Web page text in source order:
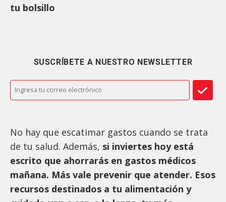
tu bolsillo
SUSCRÍBETE A NUESTRO NEWSLETTER
No hay que escatimar gastos cuando se trata
de tu salud. Además, si inviertes hoy está
escrito que ahorrarás en gastos médicos
mañana. Más vale prevenir que atender. Esos
recursos destinados a tu alimentación y